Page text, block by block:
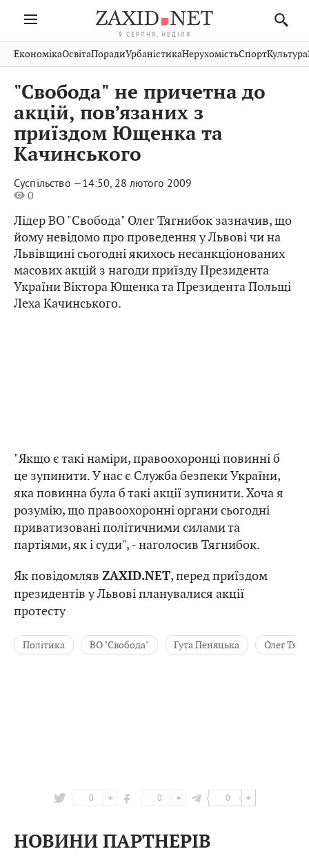
9 СЕРПНЯ, НЕДІЛЯ
Івано-
Франківськ
Тернопіль
Волинь
Закарпаття
Рівне
Чернівці
Шептицький
Стрий
Хмельницький
Вінниця
Публікації
Авто СловкоКультура
Кіно Дім Спорт Краєзнавство
Фото Освіта
ЕкономікаОсвітаПорадиУрбаністикаНерухомістьСпортКультура
"Свобода" не причетна до
акцій, пов’язаних з
приїздом Ющенка та
Качинського
Суспільство —14:50, 28 лютого 2009
0
Лідер ВО "Свобода" Олег Тягнибок зазначив, що
йому невідомо про проведення у Львові чи на
Львівщині сьогодні якихось несанкціонованих
масових акцій з нагоди приїзду Президента
України Віктора Ющенка та Президента Польщі
Леха Качинського.
"Якщо є такі наміри, правоохоронці повинні б
це зупинити. У нас є Служба безпеки України,
яка повинна була б такі акції зупинити. Хоча я
розумію, що правоохоронні органи сьогодні
приватизовані політичними силами та
партіями, як і суди", - наголосив Тягнибок.
Як повідомляв ZAXID.NET, перед приїздом
президентів у Львові планувалися акції
протесту
Політика ВО "Свобода" Гута Пеняцька Олег
0 0 0
НОВИНИ ПАРТНЕРІВ